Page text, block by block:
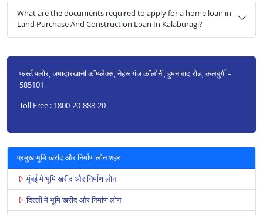
What are the documents required to apply for a home loan in
Land Purchase And Construction Loan In Kalaburagi?
फर्स्ट फ्लोर, जमादारखानी कॉम्प्लेक्स, नेहरू गंज कॉलोनी, हुमनाबाद रोड, कलबुर्गी –
585101
Toll Free : 1800-20-888-20
प्रमुख भूमि खरीद और निर्माण लोन शहर
मुंबई मे भूमि खरीद और निर्माण लोन
दिल्ली मे भूमि खरीद और निर्माण लोन